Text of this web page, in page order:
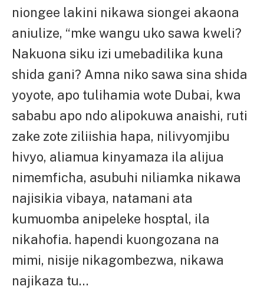
niongee lakini nikawa siongei akaona
aniulize, “mke wangu uko sawa kweli?
Nakuona siku izi umebadilika kuna
shida gani? Amna niko sawa sina shida
yoyote, apo tulihamia wote Dubai, kwa
sababu apo ndo alipokuwa anaishi, ruti
zake zote ziliishia hapa, nilivyomjibu
hivyo, aliamua kinyamaza ila alijua
nimemficha, asubuhi niliamka nikawa
najisikia vibaya, natamani ata
kumuomba anipeleke hosptal, ila
nikahofia. hapendi kuongozana na
mimi, nisije nikagombezwa, nikawa
najikaza tu…